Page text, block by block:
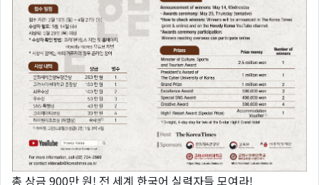
총 상금 900만 원! 전 세계 한국어 실력자들 모여라!